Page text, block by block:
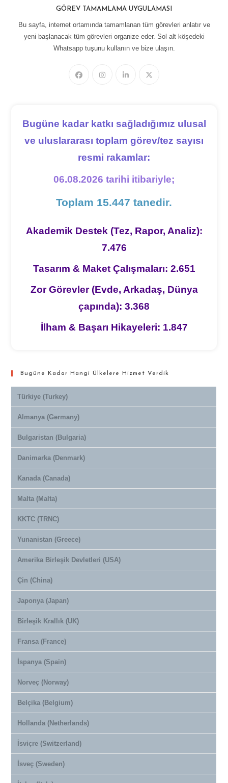
GÖREV TAMAMLAMA UYGULAMASI
Bu sayfa, internet ortamında tamamlanan tüm görevleri anlatır ve
yeni başlanacak tüm görevleri organize eder. Sol alt köşedeki
Whatsapp tuşunu kullanın ve bize ulaşın.
Bugüne kadar katkı sağladığımız ulusal
ve uluslararası toplam görev/tez sayısı
resmi rakamlar:
06.08.2026 tarihi itibariyle;
Toplam 15.447 tanedir.
Akademik Destek (Tez, Rapor, Analiz):
7.476
Tasarım & Maket Çalışmaları: 2.651
Zor Görevler (Evde, Arkadaş, Dünya
çapında): 3.368
İlham & Başarı Hikayeleri: 1.847
Bugüne Kadar Hangi Ülkelere Hizmet Verdik
Türkiye (Turkey)
Almanya (Germany)
Bulgaristan (Bulgaria)
Danimarka (Denmark)
Kanada (Canada)
Malta (Malta)
KKTC (TRNC)
Yunanistan (Greece)
Amerika Birleşik Devletleri (USA)
Çin (China)
Japonya (Japan)
Birleşik Krallık (UK)
Fransa (France)
İspanya (Spain)
Norveç (Norway)
Belçika (Belgium)
Hollanda (Netherlands)
İsviçre (Switzerland)
İsveç (Sweden)